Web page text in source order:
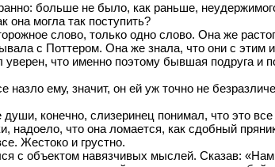
больше не было, как раньше,
она могла так поступить?
слово, только одно слово. Она же
с Поттером. Она же знала, что они с
что именно поэтому бывшая подруга
ему, значит, он ей уж точно не
конечно, слизеринец понимал, что это
что она ломается, как сдобный
Жестоко и грустно.
с объектом навязчивых мыслей. Сказав: